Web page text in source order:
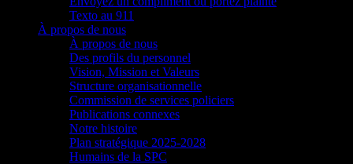
Texto au 911
À propos de nous
À propos de nous
Des profils du personnel
Vision, Mission et Valeurs
Structure organisationnelle
Commission de services policiers
Publications connexes
Notre histoire
Plan stratégique 2025-2028
Humains de la SPC